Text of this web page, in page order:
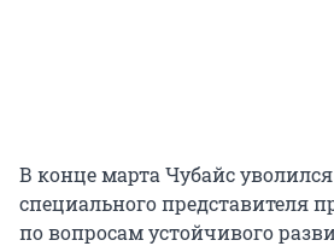
В конце марта Чубайс уволился
специального представителя
по вопросам устойчивого